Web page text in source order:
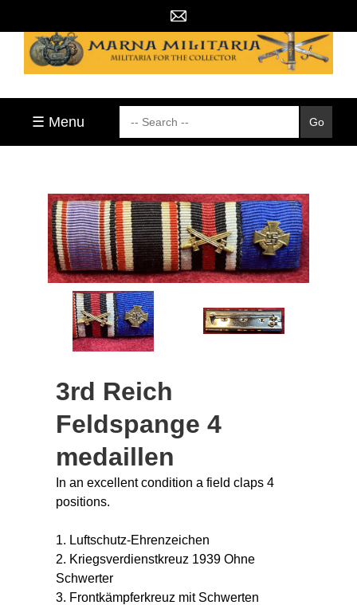
☰ Menu
3rd Reich
Feldspange 4
medaillen
In an excellent condition a field claps 4
positions.
1. Luftschutz-Ehrenzeichen
2. Kriegsverdienstkreuz 1939 Ohne
Schwerter
3. Frontkämpferkreuz mit Schwerten